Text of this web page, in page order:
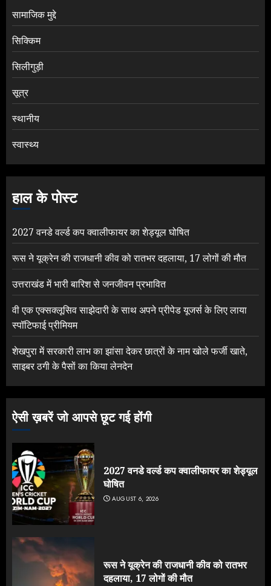
सामाजिक मुद्दे
सिक्किम
सिलीगुड़ी
सूत्र
स्थानीय
स्वास्थ्य
हाल के पोस्ट
2027 वनडे वर्ल्ड कप क्वालीफायर का शेड्यूल घोषित
रूस ने यूक्रेन की राजधानी कीव को रातभर दहलाया, 17 लोगों की मौत
उत्तराखंड में भारी बारिश से जनजीवन प्रभावित
वी एक एक्सक्लूसिव साझेदारी के साथ अपने प्रीपेड यूजर्स के लिए लाया
स्पॉटिफाई प्रीमियम
शेखपुरा में सरकारी लाभ का झांसा देकर छात्रों के नाम खोले फर्जी खाते,
साइबर ठगी के पैसों का किया लेनदेन
ऐसी ख़बरें जो आपसे छूट गई होंगी
2027 वनडे वर्ल्ड कप क्वालीफायर का शेड्यूल
घोषित
AUGUST 6, 2026
रूस ने यूक्रेन की राजधानी कीव को रातभर
दहलाया, 17 लोगों की मौत